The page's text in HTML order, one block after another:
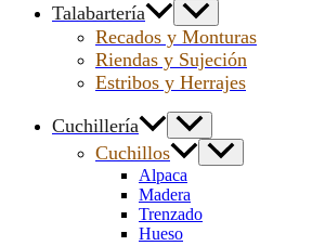
Talabartería
Recados y Monturas
Riendas y Sujeción
Estribos y Herrajes
Cuchillería
Cuchillos
Alpaca
Madera
Trenzado
Hueso